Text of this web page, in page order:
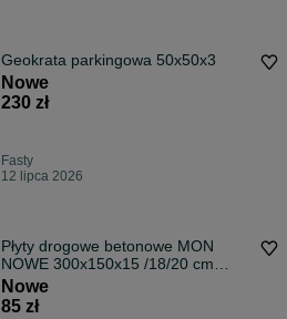
Geokrata parkingowa 50x50x3
Nowe
230 zł
Fasty
12 lipca 2026
Płyty drogowe betonowe MON
NOWE 300x150x15 /18/20 cm
BIELSK PODLASKI
Nowe
85 zł